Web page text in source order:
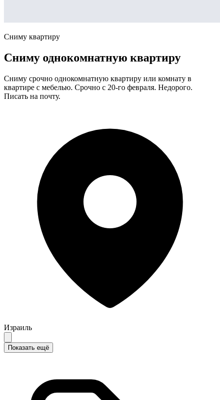
Сниму квартиру
Сниму однокомнатную квартиру
Сниму срочно однокомнатную квартиру или комнату в
квартире с мебелью. Срочно с 20-го февраля. Недорого.
Писать на почту.
Израиль
Показать ещё